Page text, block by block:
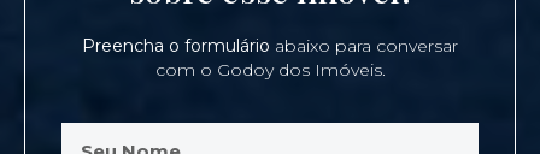
Preencha o formulário abaixo para conversar
com o Godoy dos Imóveis.